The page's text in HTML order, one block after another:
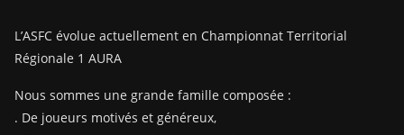
L’ASFC évolue actuellement en Championnat Territorial
Régionale 1 AURA
Nous sommes une grande famille composée :
. De joueurs motivés et généreux,